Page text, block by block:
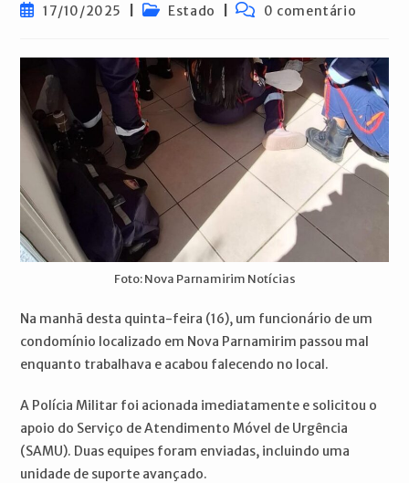
Post17/10/2025
Categoria
Estado
Comentários
0 comentário
Foto: Nova Parnamirim Notícias
Na manhã desta quinta-feira (16), um funcionário de um
condomínio localizado em Nova Parnamirim passou mal
enquanto trabalhava e acabou falecendo no local.
A Polícia Militar foi acionada imediatamente e solicitou o
apoio do Serviço de Atendimento Móvel de Urgência
(SAMU). Duas equipes foram enviadas, incluindo uma
unidade de suporte avançado.